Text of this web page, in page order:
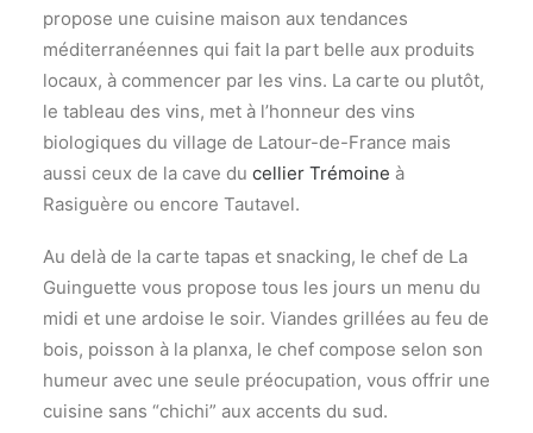
propose une cuisine maison aux tendances
méditerranéennes qui fait la part belle aux produits
locaux, à commencer par les vins. La carte ou plutôt,
le tableau des vins, met à l’honneur des vins
biologiques du village de Latour-de-France mais
aussi ceux de la cave du cellier Trémoine à
Rasiguère ou encore Tautavel.
Au delà de la carte tapas et snacking, le chef de La
Guinguette vous propose tous les jours un menu du
midi et une ardoise le soir. Viandes grillées au feu de
bois, poisson à la planxa, le chef compose selon son
humeur avec une seule préocupation, vous offrir une
cuisine sans “chichi” aux accents du sud.